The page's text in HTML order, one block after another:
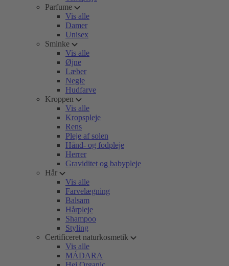
Parfume
Vis alle
Damer
Unisex
Sminke
Vis alle
Øjne
Læber
Negle
Hudfarve
Kroppen
Vis alle
Kropspleje
Rens
Pleje af solen
Hånd- og fodpleje
Herrer
Graviditet og babypleje
Hår
Vis alle
Farvelægning
Balsam
Hårpleje
Shampoo
Styling
Certificeret naturkosmetik
Vis alle
MÁDARA